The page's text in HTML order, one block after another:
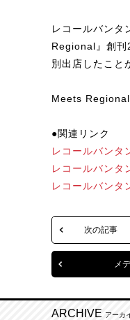
レコールバンタ
Regional』創刊
別出店したこと
Meets
●関連リンク
レコールバンタ
レコールバンタ
レコールバンタ
次の記事
メ
ARCHIVE アーカ